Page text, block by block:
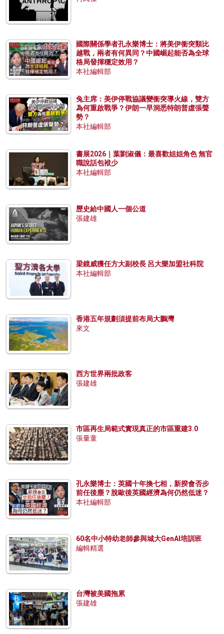
國際關係學者孔永樂博士：將美伊衝突類比
越戰，兩者有何異同？中國崛起能否為全球
格局發揮穩定效用？
本社編輯部
兔主席：美伊停戰協議變衝突導火線，雙方
為何重啟戰爭？伊朗一早洞悉特朗普虛張聲
勢？
本社編輯部
書展2026｜葉劉淑儀：最喜歡姐姐角色 無官
職說話包袱少
本社編輯部
歷史給中國人一個公道
張建雄
梁鏡威獲任方大副校長 呂大樂加盟社科院
本社編輯部
香港五年規劃須提前布局大鵬灣
來文
西方世界兩批政客
張建雄
市區再生局範式實現真正的市區重建3.0
張量童
孔永樂博士：英國十年換七相，新揆會否步
前任後塵？脫歐後英國經濟為何仍然低迷？
本社編輯部
60名中小特幼老師參與城大GenAI培訓班
編輯精選
台灣被美國拖累
張建雄